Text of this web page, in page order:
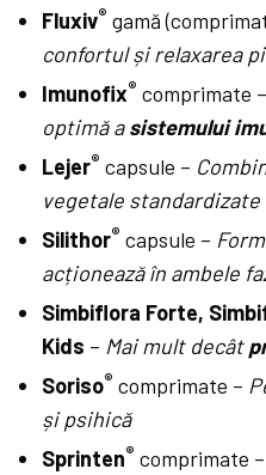
Fluxiv® gamă
confortul și relaxarea
Imunofix® comprimate –
optimă asistemului
Lejer® capsule –
vegetale standardizate
Silithor® capsule –
acționează în ambele
Simbiflora Forte,
Kids – Mai mult decât
Soriso® comprimate –
și psihică
Sprinten® comprimate –